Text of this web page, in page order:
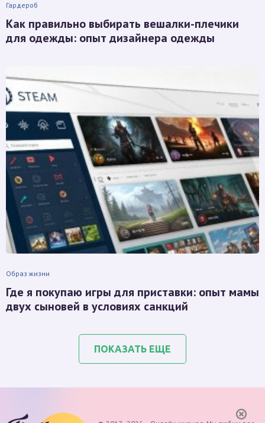
Гардероб
Как правильно выбирать вешалки-плечики
для одежды: опыт дизайнера одежды
Образ жизни
Где я покупаю игры для приставки: опыт мамы
двух сыновей в условиях санкций
ПОКАЗАТЬ ЕЩЕ